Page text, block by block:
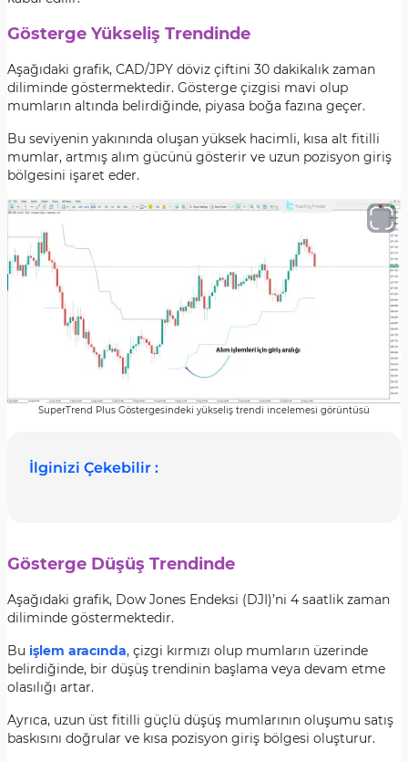
Gösterge Yükseliş Trendinde
Aşağıdaki grafik, CAD/JPY döviz çiftini 30 dakikalık zaman
diliminde göstermektedir. Gösterge çizgisi mavi olup
mumların altında belirdiğinde, piyasa boğa fazına geçer.
Bu seviyenin yakınında oluşan yüksek hacimli, kısa alt fitilli
mumlar, artmış alım gücünü gösterir ve uzun pozisyon giriş
bölgesini işaret eder.
SuperTrend Plus Göstergesindeki yükseliş trendi incelemesi görüntüsü
İlginizi Çekebilir :
Gösterge Düşüş Trendinde
Aşağıdaki grafik, Dow Jones Endeksi (DJI)’ni 4 saatlik zaman
diliminde göstermektedir.
Bu işlem aracında, çizgi kırmızı olup mumların üzerinde
belirdiğinde, bir düşüş trendinin başlama veya devam etme
olasılığı artar.
Ayrıca, uzun üst fitilli güçlü düşüş mumlarının oluşumu satış
baskısını doğrular ve kısa pozisyon giriş bölgesi oluşturur.